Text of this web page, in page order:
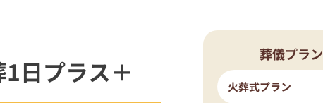
ョン
我孫子市
ウイングホール柏斎場
1日プラス＋
葬儀プラン
火葬式プラン